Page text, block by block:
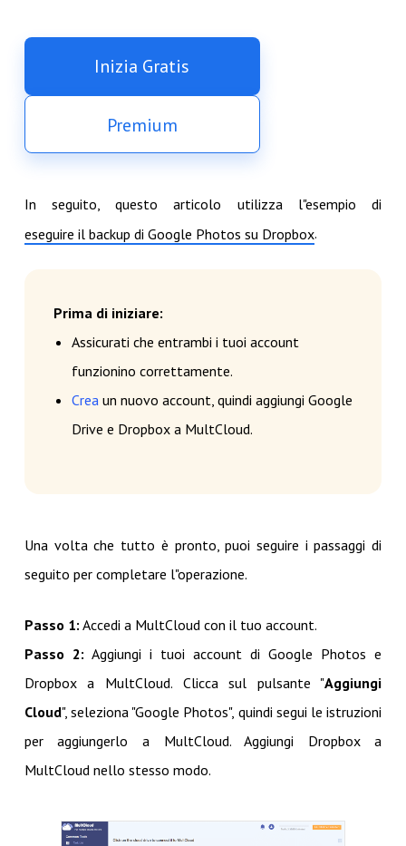
Inizia Gratis
Premium
In seguito, questo articolo utilizza l"esempio di
eseguire il backup di Google Photos su Dropbox.
Prima di iniziare:
Assicurati che entrambi i tuoi account
funzionino correttamente.
Creaun nuovo account, quindi aggiungi Google
Drive e Dropbox a MultCloud.
Una volta che tutto è pronto, puoi seguire i passaggi di
seguito per completare l"operazione.
Passo 1: Accedi a MultCloud con il tuo account.
Passo 2: Aggiungi i tuoi account di Google Photos e
Dropbox a MultCloud. Clicca sul pulsante "Aggiungi
Cloud", seleziona "Google Photos", quindi segui le istruzioni
per aggiungerlo a MultCloud. Aggiungi Dropbox a
MultCloud nello stesso modo.